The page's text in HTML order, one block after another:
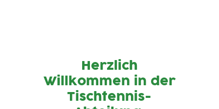
Herzlich
Willkommen in der
Tischtennis-